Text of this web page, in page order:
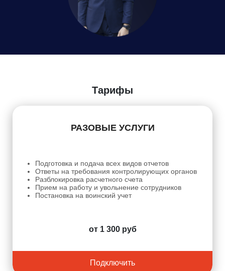
Тарифы
РАЗОВЫЕ УСЛУГИ
Подготовка и подача всех видов отчетов
Ответы на требования контролирующих органов
Разблокировка расчетного счета
Прием на работу и увольнение сотрудников
Постановка на воинский учет
от 1 300 руб
Подключить
Согласие на обработку персональных данных